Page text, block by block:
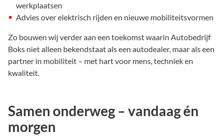
werkplaatsen
Advies over elektrisch rijden en nieuwe mobiliteitsvormen
Zo bouwen wij verder aan een toekomst waarin Autobedrijf
Boks niet alleen bekendstaat als een autodealer, maar als een
partner in mobiliteit – met hart voor mens, techniek en
kwaliteit.
Samen onderweg – vandaag én
morgen